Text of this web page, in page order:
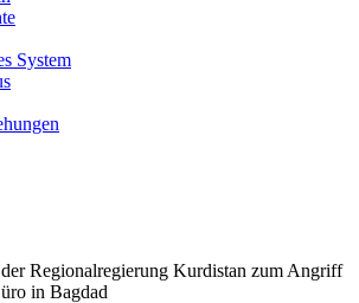
System
Regionalregierung Kurdistan zum Angriff
in Bagdad